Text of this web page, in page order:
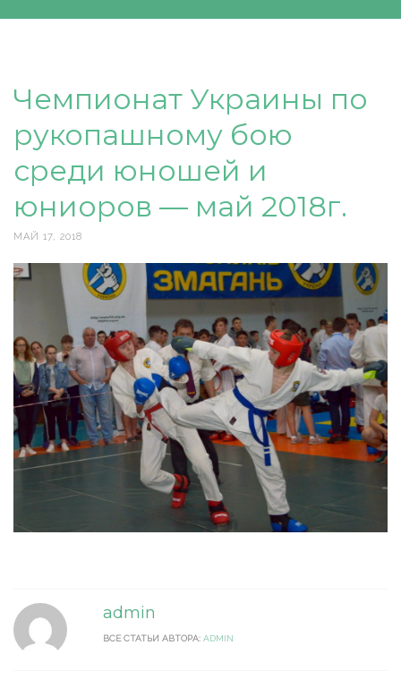
Чемпионат Украины по
рукопашному бою
среди юношей и
юниоров — май 2018г.
МАЙ 17, 2018
admin
ВСЕ СТАТЬИ АВТОРА: ADMIN